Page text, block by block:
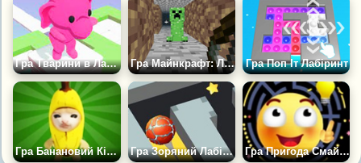
Гра Тварини в Лабіринті Гра Майнкрафт: Лабіринт Гра Поп Іт Лабіринт
Гра Банановий Кіт Втеча Гра Зоряний Лабіринт Гра Пригода Смайлика в Лабіринті